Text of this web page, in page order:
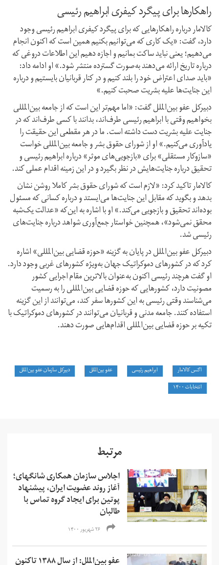
راهکارها برای پیگرد کیفری ابراهیم رئیسی
کالامار درباره راهکار‌هایی که برای پیگرد کیفری ابراهیم رئیسی وجود
دارد، گفت: «یک کاری که می‌توانیم بکنیم همین است که اکنون انجام
می‌دهیم؛ یعنی نباید ساکت بمانیم و اجازه دهیم این اطلاعات دروغی که
درباره تاریخ ارائه می‌دهند به‌صورت گسترده منتشر شود.» او ادامه داد:
«باید صدای اعتراض خود را بلند کنیم و در کنار قربانیان بایستیم و درباره
این جنایت‌ها علیه بشریت صحبت کنیم.»
دبیرکل عفو بین‌الملل گفت: «اما مهم‌تر این است که از جامعه بین‌المللی
بخواهیم وقتی با ابراهیم رئیسی طرف‌اند، بدانند با کسی طرف‌اند که در
جنایت علیه بشریت دست داشته است. ما در هر مقطعی این حقیقت را
یادآوری می‌کنیم.» او از شورای حقوق بشر و جامعه بین‌المللی خواست
«سازوکار مستقلی» برای «بازجویی‌های موثر» درباره ابراهیم رئیسی و
تحقیق درباره جنایت‌هایش در نظر بگیرد و در این زمینه اقدام عملی کند.
کالامار تاکید کرد: «لازم است که شورای حقوق بشر کاملا روشن نشان
بدهد و بگوید که مقابل این جنایت‌ها می‌ایستد و درباره کسانی که مسئول
بوده‌اند تحقیق و بازجویی می‌کند.» او با اشاره به این‌که «عدالت یک‌شبه
محقق نمی‌شود»، همچنین خواستار جمع‌آوری شواهد درباره جنایت‌های
رئیسی شد.
دبیرکل عفو بین‌الملل در پایان به گزینه «حوزه قضایی بین‌المللی» اشاره
کرد که در کشورهای دموکراتیک جهان به‌ویژه کشورهای غربی وجود دارد.
او گفت هرچند رئیسی اکنون به‌عنوان بالاترین مقام اجرایی کشور
مصونیت دارد، کشورهایی که حوزه قضایی بین‌المللی را به رسمیت
می‌شناسند وقتی رئیسی به این کشورها سفر کند، می‌توانند از این گزینه
استفاده کنند. جامعه مدنی و قربانیان می‌توانند در کشورهای دموکراتیک با
تکیه بر حوزه قضایی بین‌المللی اقدام‌هایی صورت دهند.
اگنس کالامار ابراهیم رئیسی عفو بین‌الملل
دبیرکل سازمان عفو بین‌الملل
انتخابات ۱۴۰۰
مرتبط
اجلاس سازمان همکاری شانگهای؛
آغاز روند عضویت ایران، پیشنهاد
پوتین برای ایجاد گروه تماس با
طالبان
۲۶ شهریور ۱۴۰۰